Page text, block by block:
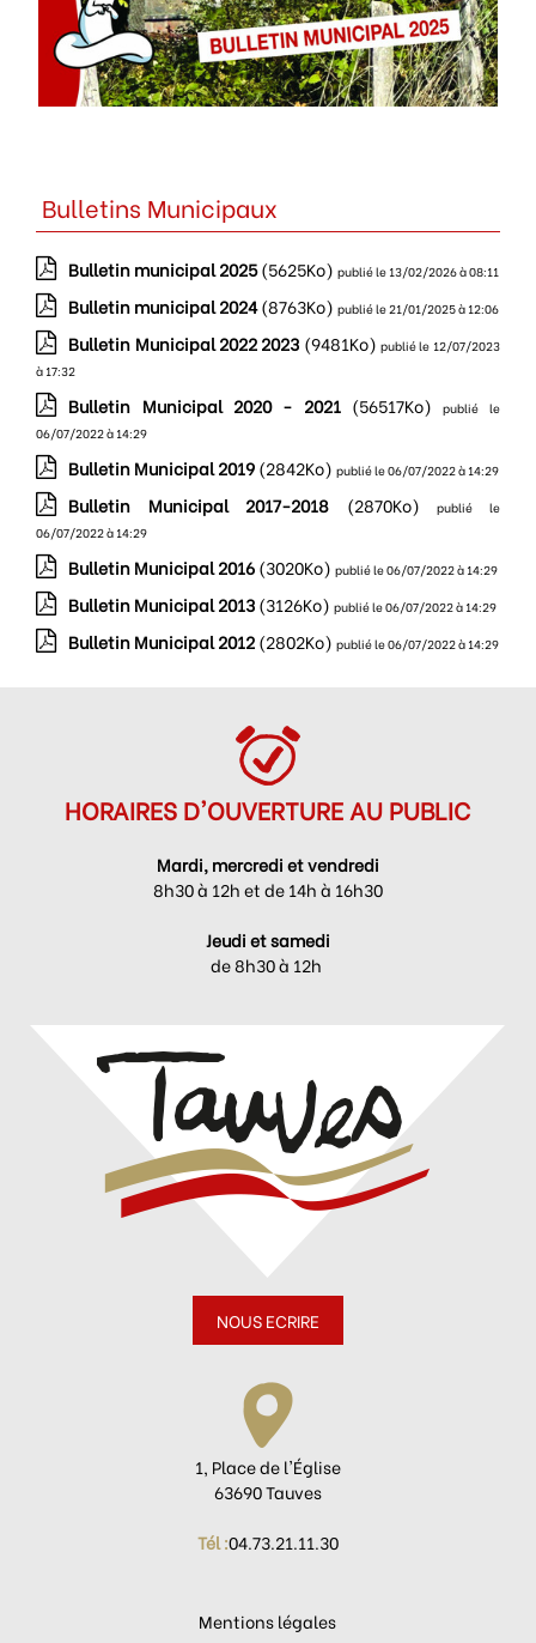
Bulletins Municipaux
Bulletin municipal 2025(5625Ko)publié le 13/02/2026 à 08:11
Bulletin municipal 2024(8763Ko)publié le 21/01/2025 à 12:06
Bulletin Municipal 2022 2023 (9481Ko) publié le 12/07/2023
à 17:32
Bulletin Municipal 2020 - 2021(56517Ko)publié le
06/07/2022 à 14:29
Bulletin Municipal 2019(2842Ko)publié le 06/07/2022 à 14:29
Bulletin Municipal 2017-2018 (2870Ko)publié le
06/07/2022 à 14:29
Bulletin Municipal 2016(3020Ko)publié le 06/07/2022 à 14:29
Bulletin Municipal 2013(3126Ko)publié le 06/07/2022 à 14:29
Bulletin Municipal 2012(2802Ko)publié le 06/07/2022 à 14:29
HORAIRES D'OUVERTURE AU PUBLIC
Mardi, mercredi et vendredi
8h30 à 12h et de 14h à 16h30
Jeudi et samedi
de 8h30 à 12h
NOUS ECRIRE
1, Place de l'Église
63690 Tauves
Tél :04.73.21.11.30
Mentions légales